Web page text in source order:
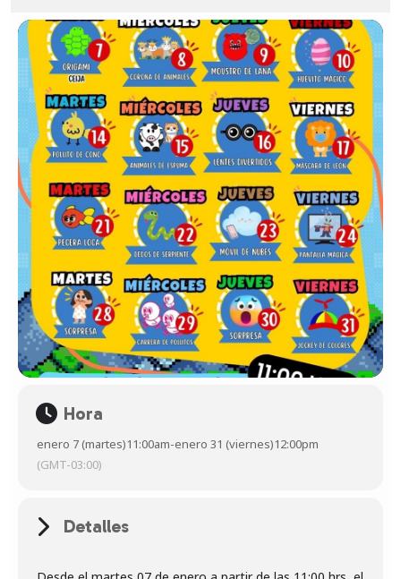
Hora
enero 7 (martes)11:00am-enero 31 (viernes)12:00pm
(GMT-03:00)
Detalles